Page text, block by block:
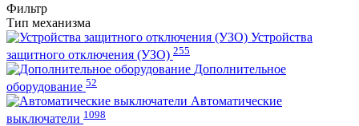
Фильтр
Тип механизма
Устройства
защитного отключения (УЗО) 255
Дополнительное
оборудование 52
Автоматические
выключатели 1098